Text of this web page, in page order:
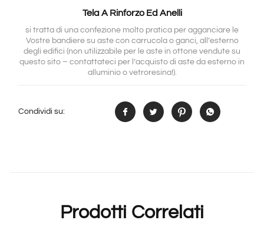
Tela A Rinforzo Ed Anelli
si tratta di una confezione molto pratica per agganciare le
Vostre bandiere su aste con carrucola o ganci, all’esterno
degli edifici (non utilizzabile per le aste in ottone vendute su
questo sito – contattateci per l’acquisto di aste da esterno in
alluminio o vetroresina!).
Condividi su:
Prodotti Correlati